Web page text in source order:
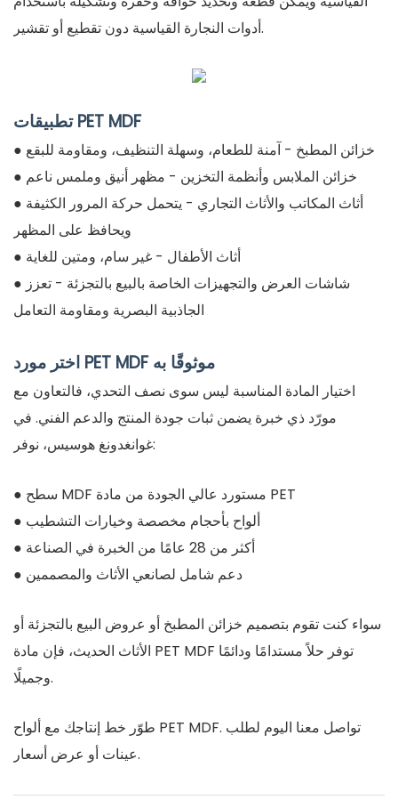
أدوات النجارة القياسية دون تقطيع أو تقشير.
تطبيقات PET MDF
● خزائن المطبخ - آمنة للطعام، وسهلة التنظيف، ومقاومة للبقع
● خزائن الملابس وأنظمة التخزين - مظهر أنيق وملمس ناعم
● أثاث المكاتب والأثاث التجاري - يتحمل حركة المرور الكثيفة
ويحافظ على المظهر
● أثاث الأطفال - غير سام، ومتين للغاية
● شاشات العرض والتجهيزات الخاصة بالبيع بالتجزئة - تعزز
الجاذبية البصرية ومقاومة التعامل
اختر مورد PET MDF موثوقًا به
اختيار المادة المناسبة ليس سوى نصف التحدي، فالتعاون مع
مورّد ذي خبرة يضمن ثبات جودة المنتج والدعم الفني. في
غوانغدونغ هوسيس، نوفر:
● سطح MDF مستورد عالي الجودة من مادة PET
● ألواح بأحجام مخصصة وخيارات التشطيب
● أكثر من 28 عامًا من الخبرة في الصناعة
● دعم شامل لصانعي الأثاث والمصممين
سواء كنت تقوم بتصميم خزائن المطبخ أو عروض البيع بالتجزئة أو
الأثاث الحديث، فإن مادة PET MDF توفر حلاً مستدامًا ودائمًا
وجميلًا.
طوّر خط إنتاجك مع ألواح PET MDF. تواصل معنا اليوم لطلب
عينات أو عرض أسعار.